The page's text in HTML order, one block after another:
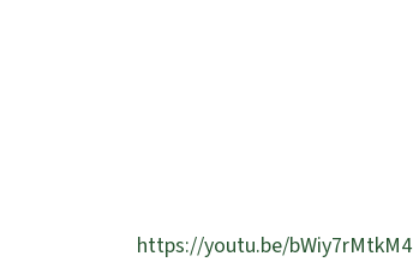
https://youtu.be/bWiy7rMtkM4